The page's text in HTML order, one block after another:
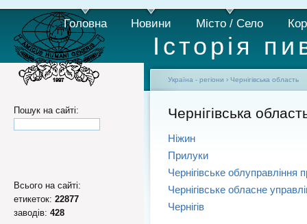
Історія
Головна Новини Місто / Село
Пошук на сайті:
Всього на сайті:
етикеток: 22877
заводів: 428
Україна - регіони › Чернігівська область
Чернігівська
Ніжин
Прилуки
Чернігівське облуправління
Чернігівське обласне
Чернігів